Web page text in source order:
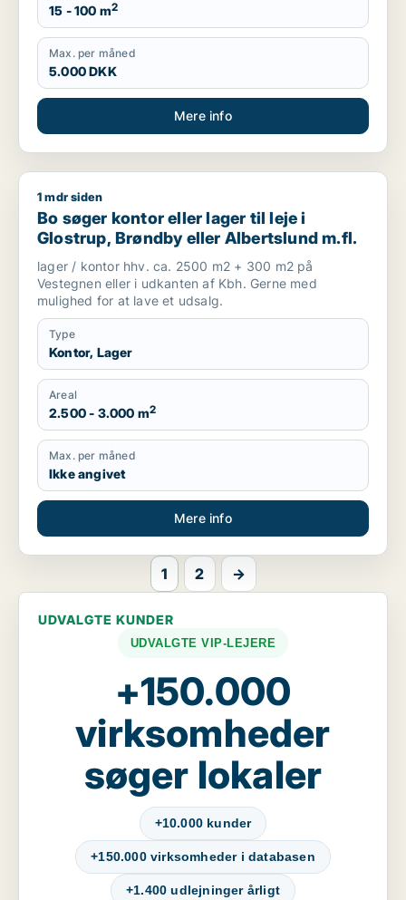
15 - 100 m2
Max. per måned
5.000 DKK
Mere info
Bo søger kontor eller lager til leje i Glostrup, Brøndby eller
1 mdr siden
Bo søger kontor eller lager til leje i
Glostrup, Brøndby eller Albertslund m.fl.
lager / kontor hhv. ca. 2500 m2 + 300 m2 på
Vestegnen eller i udkanten af Kbh. Gerne med
mulighed for at lave et udsalg.
Type
Kontor, Lager
Areal
2.500 - 3.000 m2
Max. per måned
Ikke angivet
Mere info
1 2 →
UDVALGTE KUNDER
UDVALGTE VIP-LEJERE
+150.000
virksomheder
søger lokaler
+10.000 kunder
+150.000 virksomheder i databasen
+1.400 udlejninger årligt